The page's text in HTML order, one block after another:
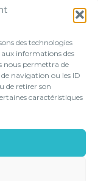
des technologies
aux informations des
nous permettra de
navigation ou les ID
de retirer son
caractéristiques
une aide
LE CABINET